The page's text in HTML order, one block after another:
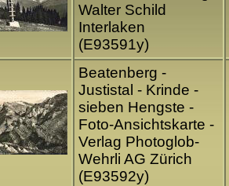
Walter Schild
Interlaken
(E93591y)
Beatenberg -
Justistal - Krinde -
sieben Hengste -
Foto-Ansichtskarte -
Verlag Photoglob-
Wehrli AG Zürich
(E93592y)